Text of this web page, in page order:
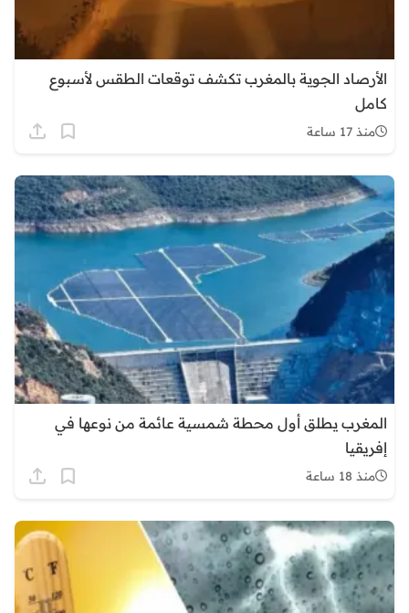
الأرصاد الجوية بالمغرب تكشف توقعات الطقس لأسبوع
كامل
منذ 17 ساعة
المغرب يطلق أول محطة شمسية عائمة من نوعها في
إفريقيا
منذ 18 ساعة